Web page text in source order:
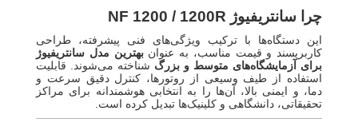
چرا سانتریفیوژ NF 1200 / 1200R
این دستگاه‌ها با ترکیب ویژگی‌های فنی پیشرفته، طراحی
کاربرپسند و قیمت مناسب، به عنوانبهترین مدل سانتریفیوژ
برای آزمایشگاه‌های متوسط و بزرگ شناخته می‌شوند. قابلیت
استفاده از طیف وسیعی از روتورها، کنترل دقیق سرعت و
دما، و ایمنی بالا، آن‌ها را به انتخابی هوشمندانه برای مراکز
تحقیقاتی، دانشگاهی و کلینیک‌ها تبدیل کرده است.